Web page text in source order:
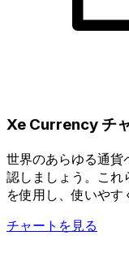
Xe Currency チ
世界のあらゆる通貨
認しましょう。これ
を使用し、使いやす
チャートを見る